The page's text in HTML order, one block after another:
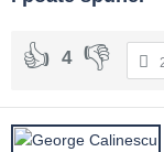
4